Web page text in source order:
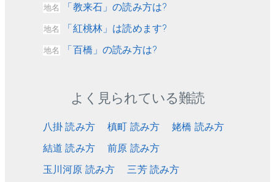
地名 「教来石」の読み方は?
地名 「紅桃林」は読めます?
地名 「百橋」の読み方は?
よく見られている難読
八掛 読み方 槙町 読み方
姥橋 読み方
結道 読み方
前原 読み方
玉川河原 読み方
三芳 読み方